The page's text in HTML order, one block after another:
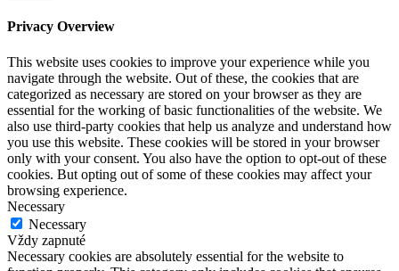
Privacy Overview
This website uses cookies to improve your experience while you
navigate through the website. Out of these, the cookies that are
categorized as necessary are stored on your browser as they are
essential for the working of basic functionalities of the website. We
also use third-party cookies that help us analyze and understand how
you use this website. These cookies will be stored in your browser
only with your consent. You also have the option to opt-out of these
cookies. But opting out of some of these cookies may affect your
browsing experience.
Necessary
Necessary
Vždy zapnuté
Necessary cookies are absolutely essential for the website to